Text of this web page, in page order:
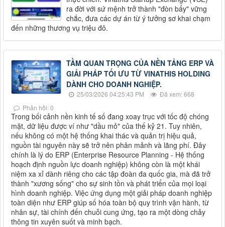
ra đời với sứ mệnh trở thành "đòn bẩy" vững
chắc, đưa các dự án từ ý tưởng sơ khai chạm
đến những thương vụ triệu đô.
TẦM QUAN TRỌNG CỦA NỀN TẢNG ERP VÀ
GIẢI PHÁP TỐI ƯU TỪ VINATHIS HOLDING
DÀNH CHO DOANH NGHIỆP.
25/03/2026 04:25:43 PM
Đã xem: 668
Phản hồi: 0
Trong bối cảnh nền kinh tế số đang xoay trục với tốc độ chóng
mặt, dữ liệu được ví như "dầu mỏ" của thế kỷ 21. Tuy nhiên,
nếu không có một hệ thống khai thác và quản trị hiệu quả,
nguồn tài nguyên này sẽ trở nên phân mảnh và lãng phí. Đây
chính là lý do ERP (Enterprise Resource Planning - Hệ thống
hoạch định nguồn lực doanh nghiệp) không còn là một khái
niệm xa xỉ dành riêng cho các tập đoàn đa quốc gia, mà đã trở
thành "xương sống" cho sự sinh tồn và phát triển của mọi loại
hình doanh nghiệp. Việc ứng dụng một giải pháp doanh nghiệp
toàn diện như ERP giúp số hóa toàn bộ quy trình vận hành, từ
nhân sự, tài chính đến chuỗi cung ứng, tạo ra một dòng chảy
thông tin xuyên suốt và minh bạch.